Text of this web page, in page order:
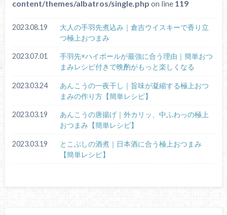
content/themes/albatros/single.php on line 119
2023.08.19
大人の手羽先煮込み｜倉吉ウイスキーで香り立
つ極上おつまみ
2023.07.01
手羽先×ハイボールが最強に合う理由｜簡単おつ
まみレシピ付きで晩酌がもっと楽しくなる
2023.03.24
あんこうの一夜干し｜旨味が凝縮する極上おつ
まみの作り方【簡単レシピ】
2023.03.19
あんこうの唐揚げ｜外カリッ、中ふわっの極上
おつまみ【簡単レシピ】
2023.03.19
とこぶしの酒煮｜日本酒に合う極上おつまみ
【簡単レシピ】